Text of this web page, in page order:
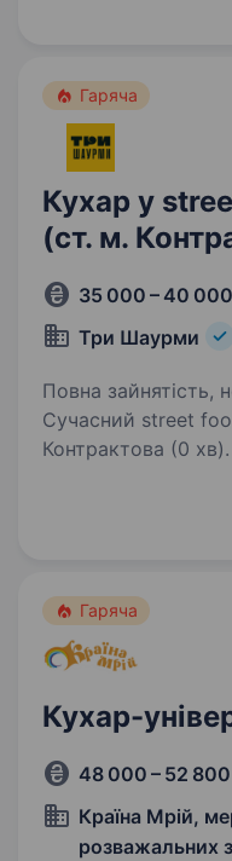
Гаряча
Кухар у
(ст. м.
35 000 – 40
Три Шаурми
Повна зайнятість,
Сучасний street
Контрактова (0
Гаряча
Кухар-
48 000 – 52 800
Країна Мрій,
розважальних